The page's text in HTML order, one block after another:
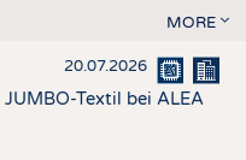
MORE
20.07.2026
Textil bei ALEA